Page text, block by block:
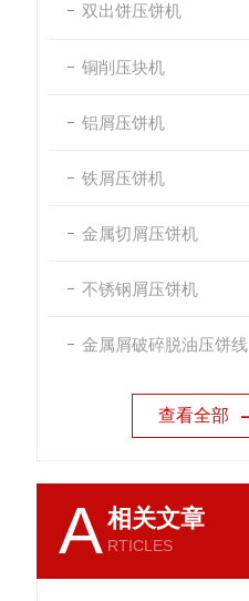
双出饼压饼机
铜削压块机
铝屑压饼机
铁屑压饼机
金属切屑压饼机
不锈钢屑压饼机
金属屑破碎脱油压饼线
查看全部
A相关文章
RTICLES